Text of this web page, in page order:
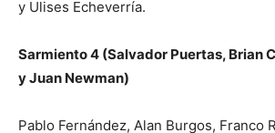
y Ulises Echeverría.
Sarmiento 4 (Salvador Puertas, Brian
y Juan Newman)
Pablo Fernández, Alan Burgos, Franco